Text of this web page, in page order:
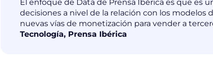
El enfoque de Data de Prensa Ibérica es que es
decisiones a nivel de la relación con los
nuevas vías de monetización para vender a
Tecnología, Prensa Ibérica